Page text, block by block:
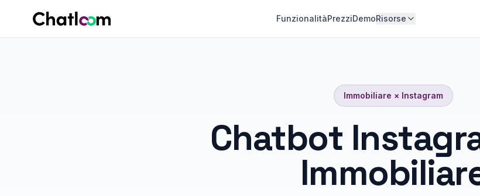
FunzionalitàPrezziDemoRisorse
Immobiliare × Instagram
Chatbot